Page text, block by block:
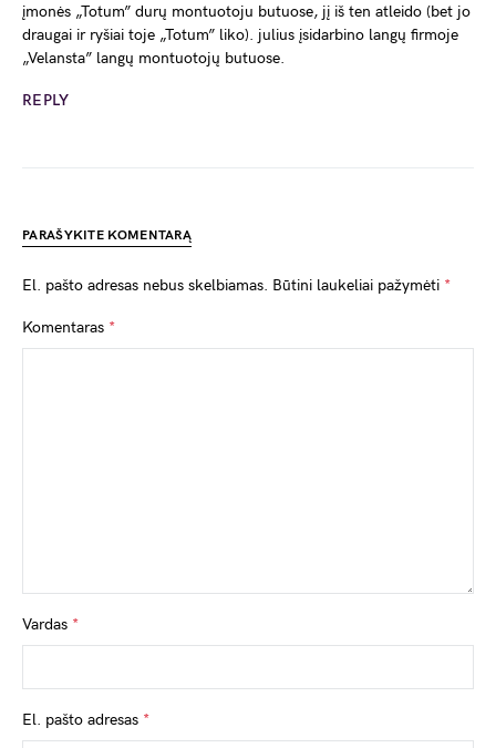
įmonės „Totum” durų montuotoju butuose, jį iš ten atleido (bet jo
draugai ir ryšiai toje „Totum” liko). julius įsidarbino langų firmoje
„Velansta” langų montuotojų butuose.
REPLY
PARAŠYKITE KOMENTARĄ
El. pašto adresas nebus skelbiamas. Būtini laukeliai pažymėti *
Komentaras *
Vardas *
El. pašto adresas *